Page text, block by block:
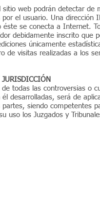
sitio web podrán detectar
por el usuario. Una
éste se conecta a Internet.
debidamente inscrito que
únicamente
de visitas realizadas a los
JURISDICCIÓN
de todas las controversias o
él desarrolladas, será de
partes, siendo competentes
uso los Juzgados y